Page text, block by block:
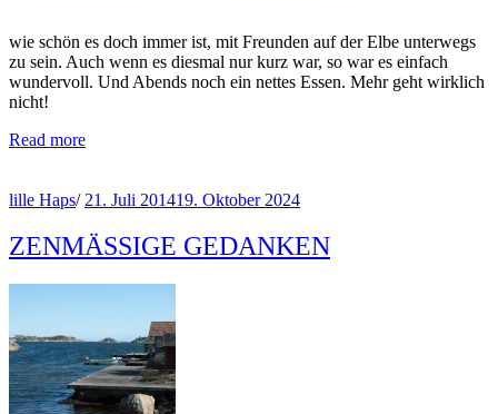
wie schön es doch immer ist, mit Freunden auf der Elbe unterwegs
zu sein. Auch wenn es diesmal nur kurz war, so war es einfach
wundervoll. Und Abends noch ein nettes Essen. Mehr geht wirklich
nicht!
Read more
lille Haps/ 21. Juli 201419. Oktober 2024
ZENMÄSSIGE GEDANKEN